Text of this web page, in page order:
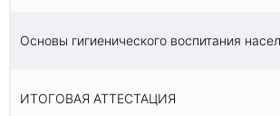
Основы гигиенического воспитания
ИТОГОВАЯ АТТЕСТАЦИЯ